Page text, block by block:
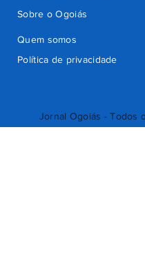
Jornal Ogoiás - Todos
Quem somos
Política de privacidade
Sobre o Ogoiás